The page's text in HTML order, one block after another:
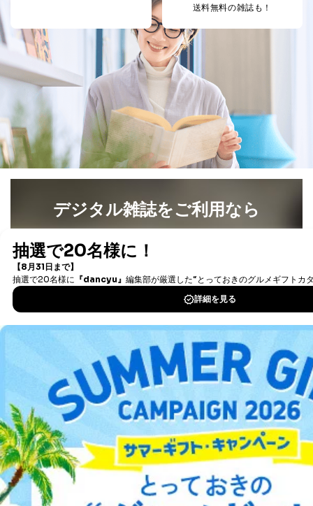
送料無料の雑誌も！
デジタル雑誌をご利用なら
書籍）が無料で読み放題！
DOWNLOAD FOR IOS
DOWNLOAD FOR ANDROID
ご利用方法はこちら
総合案内
アフィリエイト 採用情報